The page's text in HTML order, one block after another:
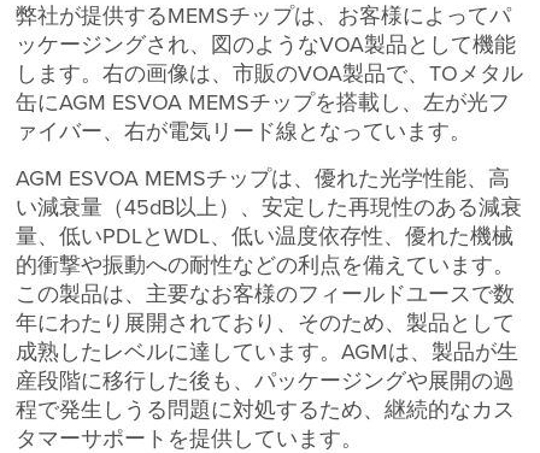
弊社が提供するMEMSチップは、お客様によってパ
ッケージングされ、図のようなVOA製品として機能
します。右の画像は、市販のVOA製品で、TOメタル
缶にAGM ESVOA MEMSチップを搭載し、左が光フ
ァイバー、右が電気リード線となっています。
AGM ESVOA MEMSチップは、優れた光学性能、高
い減衰量（45dB以上）、安定した再現性のある減衰
量、低いPDLとWDL、低い温度依存性、優れた機械
的衝撃や振動への耐性などの利点を備えています。
この製品は、主要なお客様のフィールドユースで数
年にわたり展開されており、そのため、製品として
成熟したレベルに達しています。AGMは、製品が生
産段階に移行した後も、パッケージングや展開の過
程で発生しうる問題に対処するため、継続的なカス
タマーサポートを提供しています。